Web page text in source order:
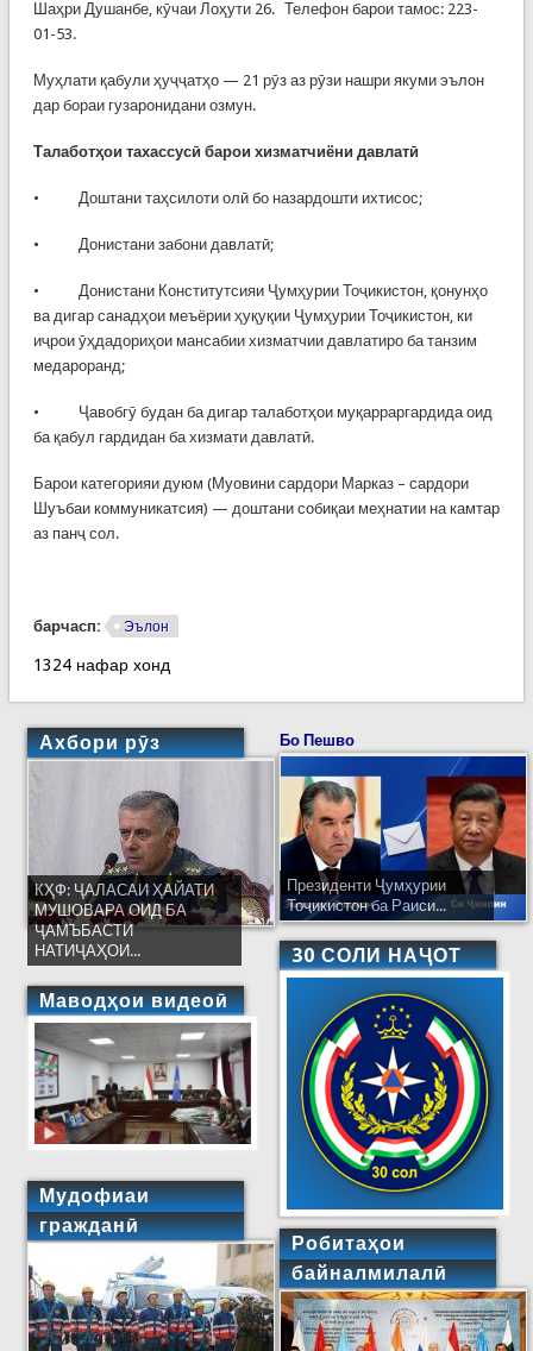
Шаҳри Душанбе, кӯчаи Лоҳути 26. Телефон барои тамос: 223-
01-53.
Муҳлати қабули ҳуҷҷатҳо — 21 рӯз аз рӯзи нашри якуми эълон
дар бораи гузаронидани озмун.
Талаботҳои тахассусӣ барои хизматчиёни давлатӣ
• Доштани таҳсилоти олӣ бо назардошти ихтисос;
• Донистани забони давлатӣ;
• Донистани Конститутсияи Ҷумҳурии Тоҷикистон, қонунҳо
ва дигар санадҳои меъёрии ҳуқуқии Ҷумҳурии Тоҷикистон, ки
иҷрои ӯҳдадориҳои мансабии хизматчии давлатиро ба танзим
медароранд;
• Ҷавобгӯ будан ба дигар талаботҳои муқарраргардида оид
ба қабул гардидан ба хизмати давлатӣ.
Барои категорияи дуюм (Муовини сардори Марказ – сардори
Шуъбаи коммуникатсия) — доштани собиқаи меҳнатии на камтар
аз панҷ сол.
барчасп: Эълон
1324 нафар хонд
Ахбори рӯз
КҲФ: ҶАЛАСАИ ҲАЙАТИ
МУШОВАРА ОИД БА
ҶАМЪБАСТИ
НАТИҶАҲОИ...
Маводҳои видеоӣ
Мудофиаи
гражданӣ
Бо Пешво
Президенти Ҷумҳурии
Тоҷикистон ба Раиси...
30 СОЛИ НАҶОТ
Робитаҳои
байналмилалӣ